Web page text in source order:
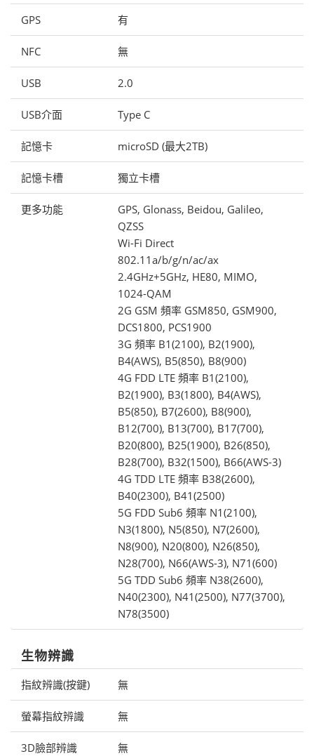
GPS 有
NFC 無
USB 2.0
USB介面 Type C
記憶卡 microSD (最大2TB)
記憶卡槽 獨立卡槽
更多功能
GPS, Glonass, Beidou, Galileo,
QZSS
Wi-Fi Direct
802.11a/b/g/n/ac/ax
2.4GHz+5GHz, HE80, MIMO,
1024-QAM
2G GSM 頻率 GSM850, GSM900,
DCS1800, PCS1900
3G 頻率 B1(2100), B2(1900),
B4(AWS), B5(850), B8(900)
4G FDD LTE 頻率 B1(2100),
B2(1900), B3(1800), B4(AWS),
B5(850), B7(2600), B8(900),
B12(700), B13(700), B17(700),
B20(800), B25(1900), B26(850),
B28(700), B32(1500), B66(AWS-3)
4G TDD LTE 頻率 B38(2600),
B40(2300), B41(2500)
5G FDD Sub6 頻率 N1(2100),
N3(1800), N5(850), N7(2600),
N8(900), N20(800), N26(850),
N28(700), N66(AWS-3), N71(600)
5G TDD Sub6 頻率 N38(2600),
N40(2300), N41(2500), N77(3700),
N78(3500)
生物辨識
指紋辨識(按鍵) 無
螢幕指紋辨識 無
3D臉部辨識 無